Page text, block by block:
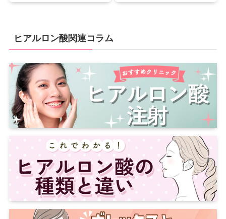
ヒアルロン酸関連コラム